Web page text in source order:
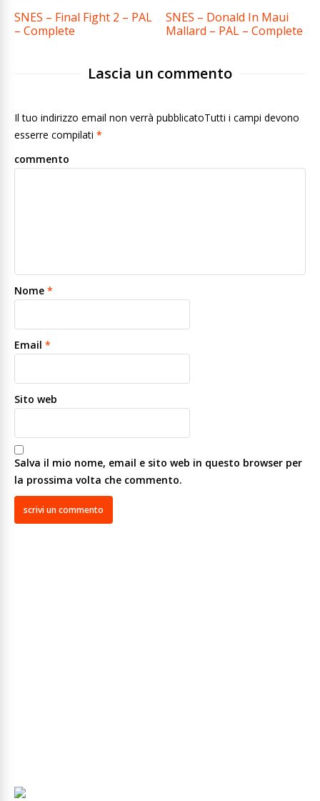
SNES – Final Fight 2 – PAL
– Complete
SNES – Donald In Maui
Mallard – PAL – Complete
Lascia un commento
Il tuo indirizzo email non verrà pubblicatoTutti i campi devono
esserre compilati *
commento
Nome *
Email *
Sito web
Salva il mio nome, email e sito web in questo browser per
la prossima volta che commento.